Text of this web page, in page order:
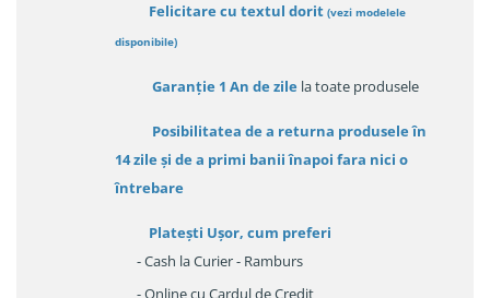
Felicitare cu textul dorit (vezi modelele
disponibile)
Garanție 1 An de zile la toate produsele
Posibilitatea de a returna produsele în
14 zileși de a primi banii înapoi fara nici o
întrebare
Platești Ușor, cum preferi
- Cash la Curier - Ramburs